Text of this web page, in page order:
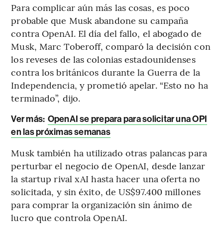
Para complicar aún más las cosas, es poco
probable que Musk abandone su campaña
contra OpenAI. El día del fallo, el abogado de
Musk, Marc Toberoff, comparó la decisión con
los reveses de las colonias estadounidenses
contra los británicos durante la Guerra de la
Independencia, y prometió apelar. “Esto no ha
terminado”, dijo.
Ver más: OpenAI se prepara para solicitar una OPI
en las próximas semanas
Musk también ha utilizado otras palancas para
perturbar el negocio de OpenAI, desde lanzar
la startup rival xAI hasta hacer una oferta no
solicitada, y sin éxito, de US$97.400 millones
para comprar la organización sin ánimo de
lucro que controla OpenAI.